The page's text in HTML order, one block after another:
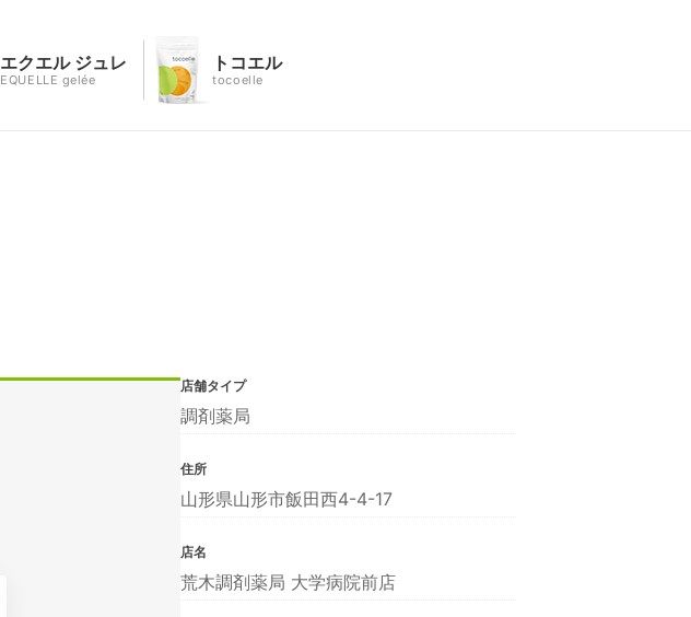
エクエル ジュレ
EQUELLE gelée
トコエル
tocoelle
店舗タイプ
調剤薬局
住所
山形県山形市飯田西4-4-17
店名
荒木調剤薬局 大学病院前店